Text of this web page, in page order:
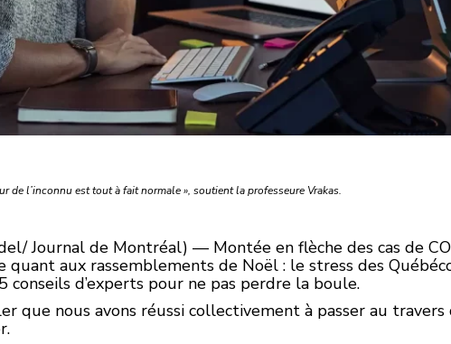
de l’inconnu est tout à fait normale », soutient la professeure Vrakas.
Journal de Montréal) — Montée en flèche des cas de
aux rassemblements de Noël : le stress des
conseils d’experts pour ne pas perdre la boule.
que nous avons réussi collectivement à passer au